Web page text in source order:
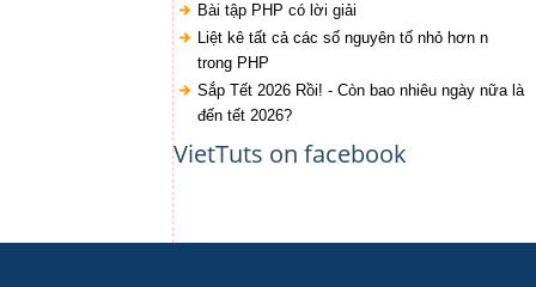
Bài tập PHP có lời giải
Liệt kê tất cả các số nguyên tố nhỏ hơn n
trong PHP
Sắp Tết 2026 Rồi! - Còn bao nhiêu ngày nữa là
đến tết 2026?
VietTuts on facebook